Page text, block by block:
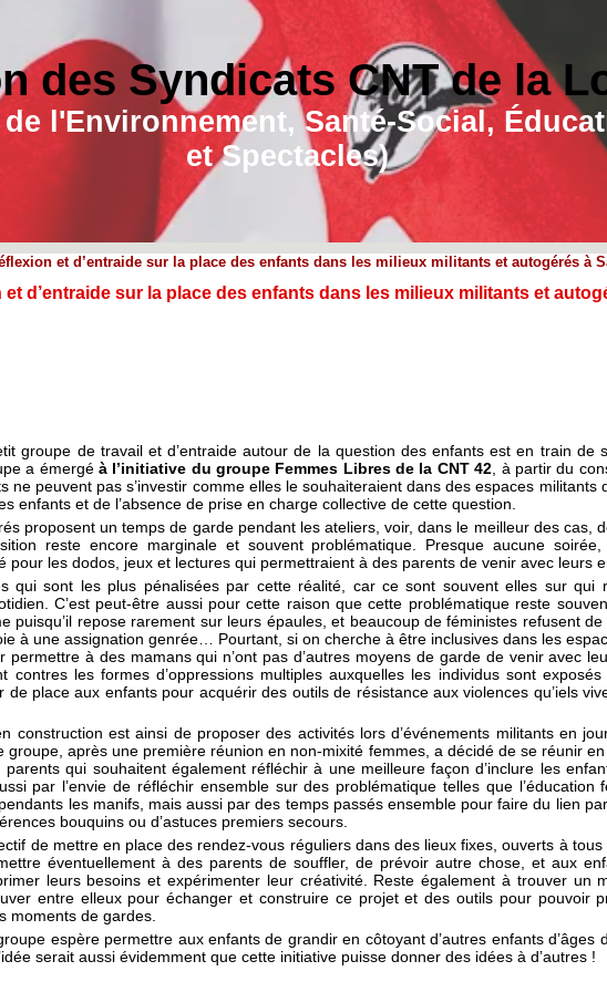
des Syndicats CNT de la
l'Environnement, Santé-Social,
et Spectacles)
et d’entraide sur la place des enfants dans les milieux militants et autogérés à
d’entraide sur la place des enfants dans les milieux militants et
groupe de travail et d’entraide autour de la question des enfants est en train de
a émergéà l’initiative du groupe Femmes Libres de la CNT 42 , à partir du
ne peuvent pas s’investir comme elles le souhaiteraient dans des espaces militants
enfants et de l’absence de prise en charge collective de cette question.
proposent un temps de garde pendant les ateliers, voir, dans le meilleur des cas,
reste encore marginale et souvent problématique. Presque aucune soirée,
pour les dodos, jeux et lectures qui permettraient à des parents de venir avec leurs
qui sont les plus pénalisées par cette réalité, car ce sont souvent elles sur qui
C’est peut-être aussi pour cette raison que cette problématique reste
puisqu’il repose rarement sur leurs épaules, et beaucoup de féministes refusent
à une assignation genrée… Pourtant, si on cherche à être inclusives dans les
à des mamans qui n’ont pas d’autres moyens de garde de venir avec
les formes d’oppressions multiples auxquelles les individus sont
place aux enfants pour acquérir des outils de résistance aux violences qu’iels
construction est ainsi de proposer des activités lors d’événements militants en
après une première réunion en non-mixité femmes, a décidé de se réunir
qui souhaitent également réfléchir à une meilleure façon d’inclure les
par l’envie de réfléchir ensemble sur des problématique telles que l’éducation
les manifs, mais aussi par des temps passés ensemble pour faire du lien
bouquins ou d’astuces premiers secours.
de mettre en place des rendez-vous réguliers dans des lieux fixes, ouverts à tous
éventuellement à des parents de souffler, de prévoir autre chose, et aux
leurs besoins et expérimenter leur créativité. Reste également à trouver un
entre elleux pour échanger et construire ce projet et des outils pour pouvoir
moments de gardes.
espère permettre aux enfants de grandir en côtoyant d’autres enfants d’âges
serait aussi évidemment que cette initiative puisse donner des idées à d’autres !